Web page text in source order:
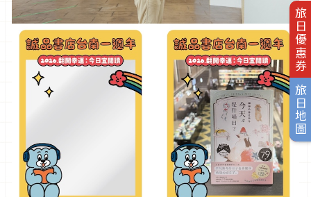
旅日優惠券
旅日地圖